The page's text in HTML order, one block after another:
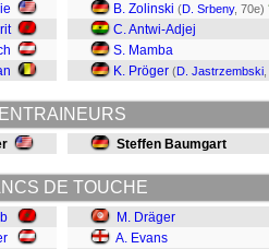
B. Zolinski (D. Srbeny, 70e)
C. Antwi-Adjej
S. Mamba
K. Pröger (D. Jastrzembski
ENTRAINEURS
Steffen Baumgart
DE TOUCHE
M. Dräger
A. Evans